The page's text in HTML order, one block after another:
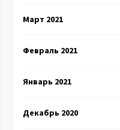
Март 2021
Февраль 2021
Январь 2021
Декабрь 2020